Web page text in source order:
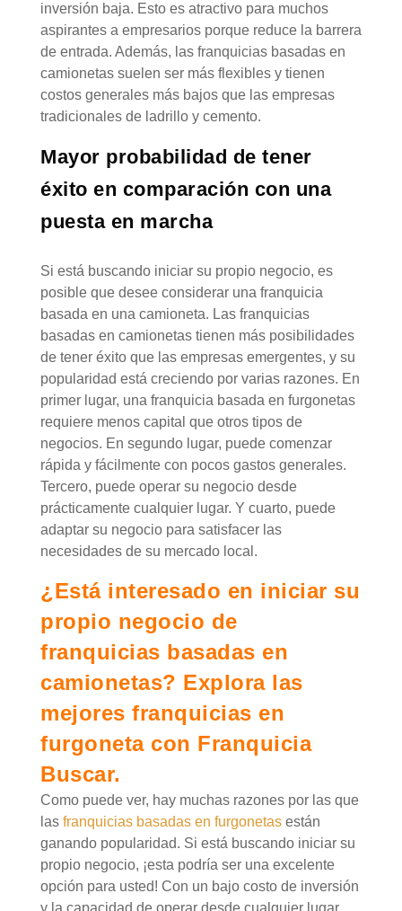
inversión baja. Esto es atractivo para muchos
aspirantes a empresarios porque reduce la barrera
de entrada. Además, las franquicias basadas en
camionetas suelen ser más flexibles y tienen
costos generales más bajos que las empresas
tradicionales de ladrillo y cemento.
Mayor probabilidad de tener
éxito en comparación con una
puesta en marcha
Si está buscando iniciar su propio negocio, es
posible que desee considerar una franquicia
basada en una camioneta. Las franquicias
basadas en camionetas tienen más posibilidades
de tener éxito que las empresas emergentes, y su
popularidad está creciendo por varias razones. En
primer lugar, una franquicia basada en furgonetas
requiere menos capital que otros tipos de
negocios. En segundo lugar, puede comenzar
rápida y fácilmente con pocos gastos generales.
Tercero, puede operar su negocio desde
prácticamente cualquier lugar. Y cuarto, puede
adaptar su negocio para satisfacer las
necesidades de su mercado local.
¿Está interesado en iniciar su
propio negocio de
franquicias basadas en
camionetas? Explora las
mejores franquicias en
furgoneta con Franquicia
Buscar.
Como puede ver, hay muchas razones por las que
las franquicias basadas en furgonetas están
ganando popularidad. Si está buscando iniciar su
propio negocio, ¡esta podría ser una excelente
opción para usted! Con un bajo costo de inversión
y la capacidad de operar desde cualquier lugar,